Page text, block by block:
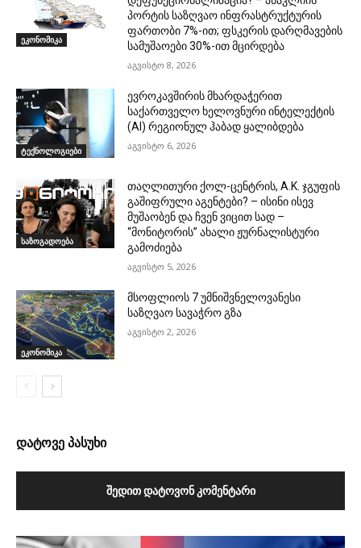
ეკონომიკა
პორტის საზღვაო ინფრასტრუქტურის
ფართობი 7%-ით; ფსკერის დარღმავების
სამუშაოები 30%-ით მცირდება
აგვისტო 8, 2026
ტექნოლოგიები
ევროკავშირის მხარდაჭერით
საქართველო ხელოვნური ინტელექტის
(AI) რეგიონულ ჰაბად ყალიბდება
აგვისტო 6, 2026
საზოგადოება
თაღლითური ქოლ-ცენტრის, A.K. ჯგუფის
გაშიფრული აგენტები? – ისინი ისევ
მუშაობენ და ჩვენ ვიცით სად –
“მონიტორის” ახალი ჟურნალისტური
გამოძიება
აგვისტო 5, 2026
ეკონომიკა
მსოფლიოს 7 უმნიშვნელოვანესი
საზღვაო სავაჭრო გზა
აგვისტო 2, 2026
დატოვე პასუხი
ᲨᲔᲓᲘᲗ ᲓᲐᲢᲝᲕᲝᲜ ᲙᲝᲛᲔᲜᲢᲐᲠᲘ